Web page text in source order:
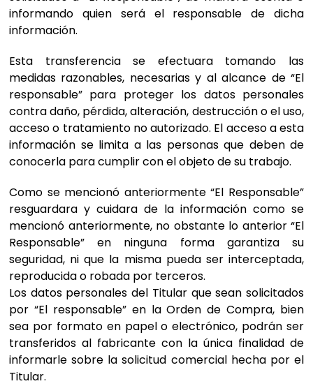
informando quien será el responsable de dicha
información.
Esta transferencia se efectuara tomando las
medidas razonables, necesarias y al alcance de “El
responsable” para proteger los datos personales
contra daño, pérdida, alteración, destrucción o el uso,
acceso o tratamiento no autorizado. El acceso a esta
información se limita a las personas que deben de
conocerla para cumplir con el objeto de su trabajo.
Como se mencionó anteriormente “El Responsable”
resguardara y cuidara de la información como se
mencionó anteriormente, no obstante lo anterior “El
Responsable” en ninguna forma garantiza su
seguridad, ni que la misma pueda ser interceptada,
reproducida o robada por terceros.
Los datos personales del Titular que sean solicitados
por “El responsable” en la Orden de Compra, bien
sea por formato en papel o electrónico, podrán ser
transferidos al fabricante con la única finalidad de
informarle sobre la solicitud comercial hecha por el
Titular.